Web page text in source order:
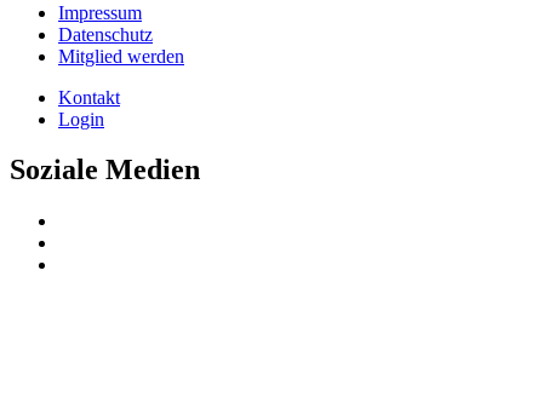
Impressum
Datenschutz
Mitglied werden
Kontakt
Login
Soziale Medien